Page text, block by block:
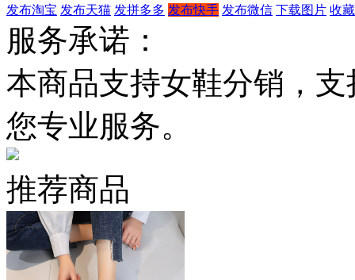
发布淘宝 发布天猫 发拼多多 发布快手 发布微信 下载图片 收
服务承诺：
本商品支持女鞋分销，
您专业服务。
推荐商品